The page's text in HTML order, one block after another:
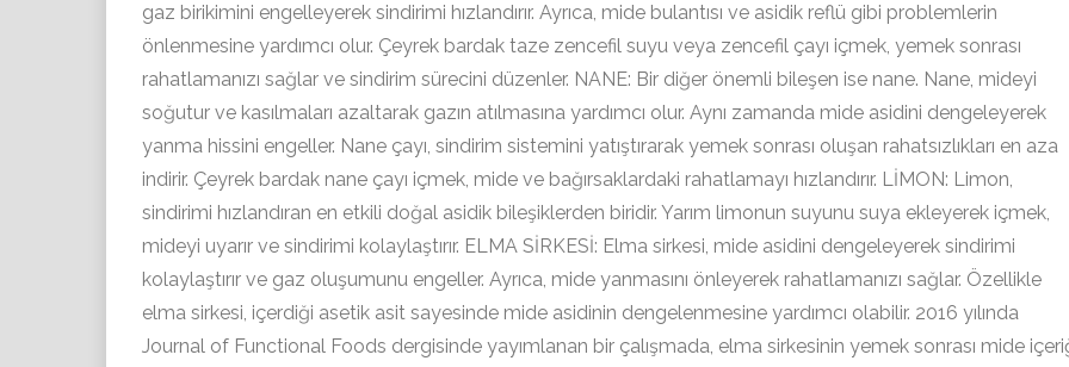
gaz birikimini engelleyerek sindirimi hızlandırır. Ayrıca, mide bulantısı ve asidik reflü gibi problemlerin
önlenmesine yardımcı olur. Çeyrek bardak taze zencefil suyu veya zencefil çayı içmek, yemek sonrası
rahatlamanızı sağlar ve sindirim sürecini düzenler. NANE: Bir diğer önemli bileşen ise nane. Nane, mideyi
soğutur ve kasılmaları azaltarak gazın atılmasına yardımcı olur. Aynı zamanda mide asidini dengeleyerek
yanma hissini engeller. Nane çayı, sindirim sistemini yatıştırarak yemek sonrası oluşan rahatsızlıkları en aza
indirir. Çeyrek bardak nane çayı içmek, mide ve bağırsaklardaki rahatlamayı hızlandırır. LİMON: Limon,
sindirimi hızlandıran en etkili doğal asidik bileşiklerden biridir. Yarım limonun suyunu suya ekleyerek içmek,
mideyi uyarır ve sindirimi kolaylaştırır. ELMA SİRKESİ: Elma sirkesi, mide asidini dengeleyerek sindirimi
kolaylaştırır ve gaz oluşumunu engeller. Ayrıca, mide yanmasını önleyerek rahatlamanızı sağlar. Özellikle
elma sirkesi, içerdiği asetik asit sayesinde mide asidinin dengelenmesine yardımcı olabilir. 2016 yılında
Journal of Functional Foods dergisinde yayımlanan bir çalışmada, elma sirkesinin yemek sonrası mide